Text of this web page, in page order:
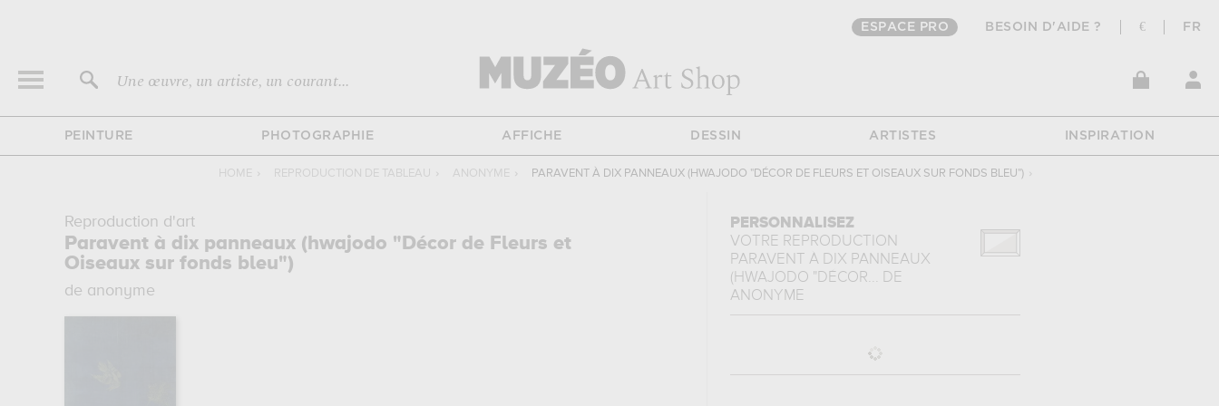
ESPACE PRO BESOIN D'AIDE ? € FR
Une œuvre, un artiste, un courant...
PEINTURE PHOTOGRAPHIE AFFICHE DESSIN ARTISTES INSPIRATION
HOME › REPRODUCTION DE TABLEAU › ANONYME › PARAVENT À DIX PANNEAUX (HWAJODO "DÉCOR DE FLEURS ET OISEAUX SUR FONDS BLEU") ›
Reproduction d'art
Paravent à dix panneaux (hwajodo "Décor de Fleurs et
Oiseaux sur fonds bleu")
de anonyme
PERSONNALISEZ
VOTRE REPRODUCTION
PARAVENT À DIX PANNEAUX
(HWAJODO "DÉCOR... DE
ANONYME